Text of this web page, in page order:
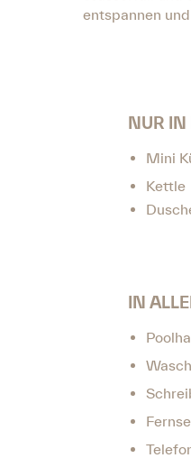
entspannen
NUR
Mini
Kettle
IN